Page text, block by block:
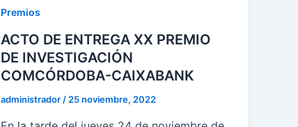
Premios
ACTO DE ENTREGA XX PREMIO
DE INVESTIGACIÓN
COMCÓRDOBA-CAIXABANK
administrador / 25 noviembre, 2022